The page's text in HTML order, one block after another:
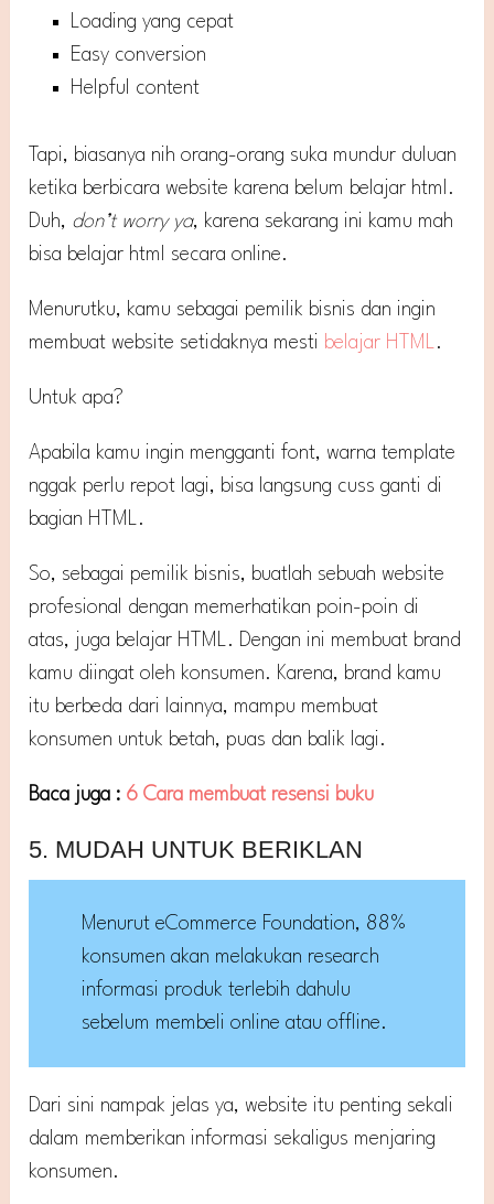
Loading yang cepat
Easy conversion
Helpful content
Tapi, biasanya nih orang-orang suka mundur duluan
ketika berbicara website karena belum belajar html.
Duh, don’t worry ya, karena sekarang ini kamu mah
bisa belajar html secara online.
Menurutku, kamu sebagai pemilik bisnis dan ingin
membuat website setidaknya mesti belajar HTML.
Untuk apa?
Apabila kamu ingin mengganti font, warna template
nggak perlu repot lagi, bisa langsung cuss ganti di
bagian HTML.
So, sebagai pemilik bisnis, buatlah sebuah website
profesional dengan memerhatikan poin-poin di
atas, juga belajar HTML. Dengan ini membuat brand
kamu diingat oleh konsumen. Karena, brand kamu
itu berbeda dari lainnya, mampu membuat
konsumen untuk betah, puas dan balik lagi.
Baca juga : 6 Cara membuat resensi buku
5. MUDAH UNTUK BERIKLAN
Menurut eCommerce Foundation, 88%
konsumen akan melakukan research
informasi produk terlebih dahulu
sebelum membeli online atau offline.
Dari sini nampak jelas ya, website itu penting sekali
dalam memberikan informasi sekaligus menjaring
konsumen.